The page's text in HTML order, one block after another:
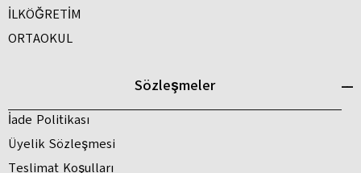
İLKÖĞRETİM
ORTAOKUL
Sözleşmeler
İade Politikası
Üyelik Sözleşmesi
Teslimat Koşulları